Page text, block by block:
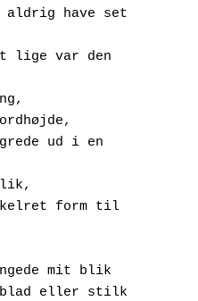
have set
jordhøjde,
fangede mit blik
blad eller stilk